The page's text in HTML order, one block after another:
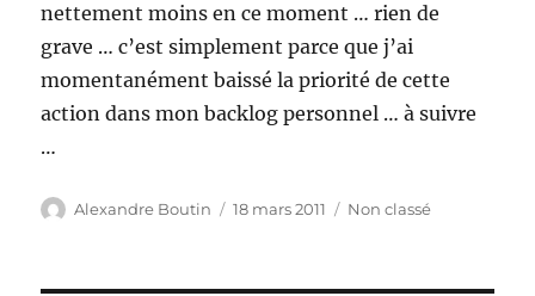
nettement moins en ce moment … rien de
grave … c’est simplement parce que j’ai
momentanément baissé la priorité de cette
action dans mon backlog personnel … à suivre
…
Auteur
Alexandre Boutin
Publié
18 mars 2011 Catégories
Non classé